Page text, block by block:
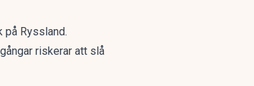
Ryssland.
riskerar att slå